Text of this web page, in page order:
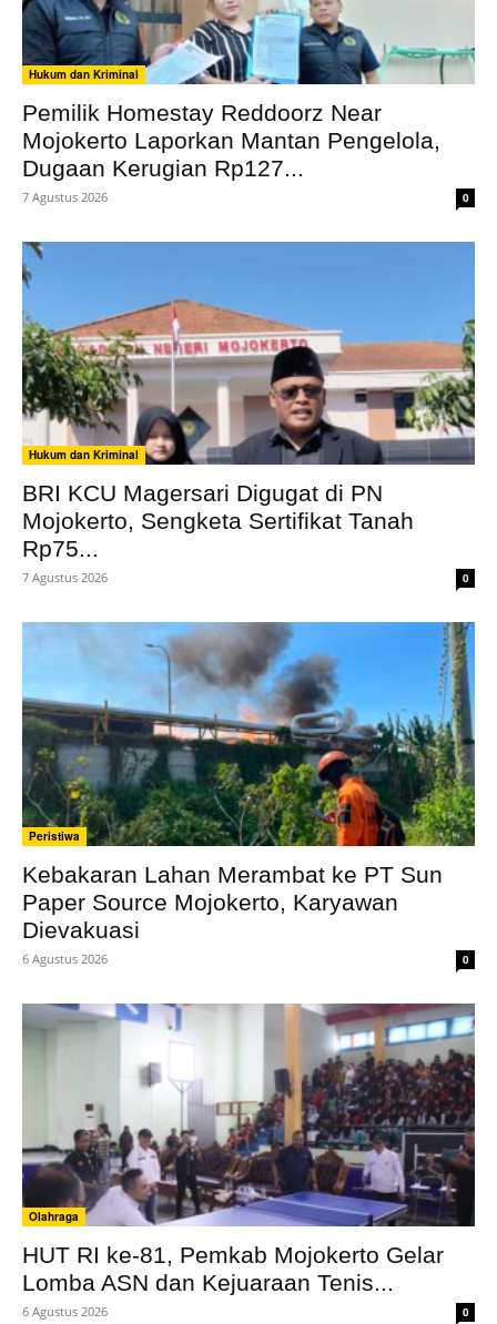
Hukum dan Kriminal
Pemilik Homestay Reddoorz Near
Mojokerto Laporkan Mantan Pengelola,
Dugaan Kerugian Rp127...
7 Agustus 2026 0
Hukum dan Kriminal
BRI KCU Magersari Digugat di PN
Mojokerto, Sengketa Sertifikat Tanah
Rp75...
7 Agustus 2026 0
Peristiwa
Kebakaran Lahan Merambat ke PT Sun
Paper Source Mojokerto, Karyawan
Dievakuasi
6 Agustus 2026 0
Olahraga
HUT RI ke-81, Pemkab Mojokerto Gelar
Lomba ASN dan Kejuaraan Tenis...
6 Agustus 2026 0